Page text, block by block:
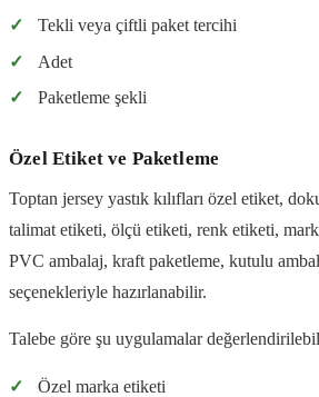
✓
Tekli veya çiftli paket tercihi
✓
Adet
✓
Paketleme şekli
Özel Etiket ve Paketleme
Toptan jersey yastık kılıfları özel etiket,
talimat etiketi, ölçü etiketi, renk etiketi,
PVC ambalaj, kraft paketleme, kutulu
seçenekleriyle hazırlanabilir.
Talebe göre şu uygulamalar
✓
Özel marka etiketi